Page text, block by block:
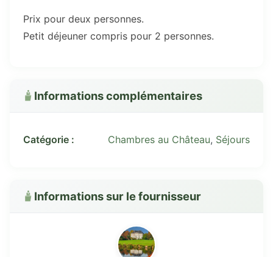
Prix pour deux personnes.
Petit déjeuner compris pour 2 personnes.
Informations complémentaires
Catégorie : Chambres au Château, Séjours
Informations sur le fournisseur